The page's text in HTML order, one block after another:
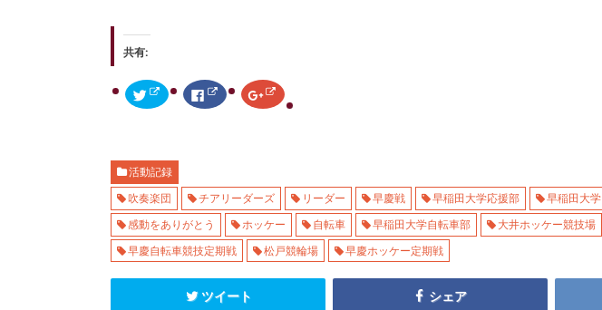
共有:
ク
ッ
w
i
t
t
e
r
で
共
有
(
新
F
c
共
有
す
る
に
は
ク
リ
ッ
し
ク
ッ
g
l
e
+
で
共
有
(
新
活動記録
吹奏楽団
チアリーダーズ リーダー 早慶戦 早稲田大学応援部 早稲田大学
感動をありがとう
ホッケー 自転車 早稲田大学自転車部 大井ホッケー競技場
早慶自転車競技定期戦
松戸競輪場 早慶ホッケー定期戦
ツイート シェア